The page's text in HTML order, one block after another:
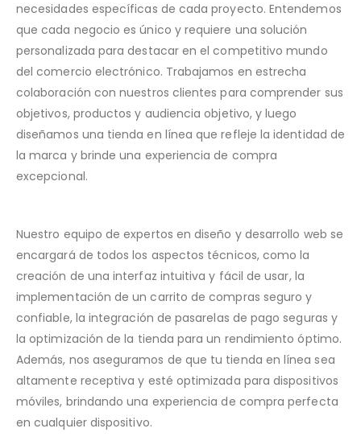
necesidades específicas de cada proyecto. Entendemos
que cada negocio es único y requiere una solución
personalizada para destacar en el competitivo mundo
del comercio electrónico. Trabajamos en estrecha
colaboración con nuestros clientes para comprender sus
objetivos, productos y audiencia objetivo, y luego
diseñamos una tienda en línea que refleje la identidad de
la marca y brinde una experiencia de compra
excepcional.
Nuestro equipo de expertos en diseño y desarrollo web se
encargará de todos los aspectos técnicos, como la
creación de una interfaz intuitiva y fácil de usar, la
implementación de un carrito de compras seguro y
confiable, la integración de pasarelas de pago seguras y
la optimización de la tienda para un rendimiento óptimo.
Además, nos aseguramos de que tu tienda en línea sea
altamente receptiva y esté optimizada para dispositivos
móviles, brindando una experiencia de compra perfecta
en cualquier dispositivo.